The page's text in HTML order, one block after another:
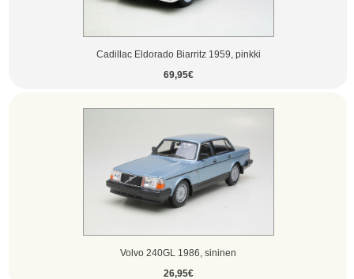
Cadillac Eldorado Biarritz 1959, pinkki
69,95€
Volvo 240GL 1986, sininen
26,95€